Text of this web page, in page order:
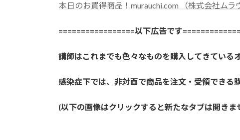
本日のお買得商品！murauchi.com （株式会社ムラ
=================以下広告です
講師はこれまでも色々なものを購入してきている
感染症下では、非対面で商品を注文・受領できる
(以下の画像はクリックすると新たなタブは開き